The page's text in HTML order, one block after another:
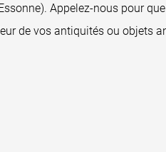
Appelez-nous pour
de vos antiquités ou objets